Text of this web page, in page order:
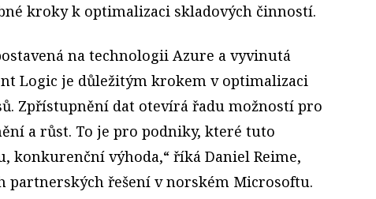
kroky k optimalizaci skladových činností.
na technologii Azure a vyvinutá
Logic je důležitým krokem v optimalizaci
Zpřístupnění dat otevírá řadu možností pro
a růst. To je pro podniky, které tuto
konkurenční výhoda,“ říká Daniel Reime,
partnerských řešení v norském Microsoftu.